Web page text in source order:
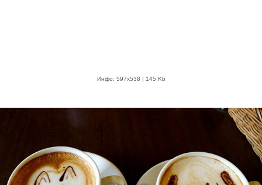
Инфо: 597х538 | 145 Kb